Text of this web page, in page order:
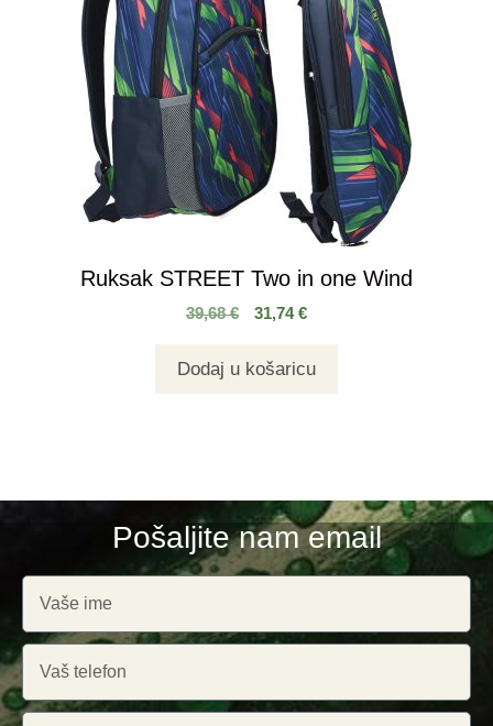
Ruksak STREET Two in one Wind
39,68€ 31,74€
Dodaj u košaricu
Pošaljite nam email